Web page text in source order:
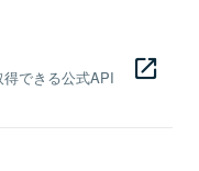
できる公式API